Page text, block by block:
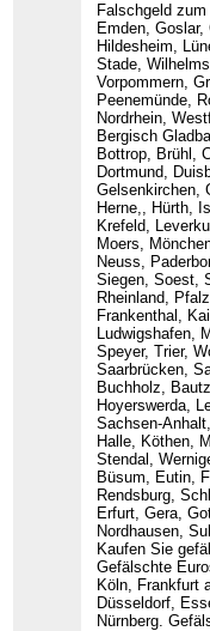
Falschgeld
Emden,
Hildesheim,
Stade,
Vorpommern,
Peenemünde,
Nordrhein,
Bergisch
Bottrop, Brühl,
Dortmund,
Gelsenkirchen,
Herne,, Hürth,
Krefeld,
Moers,
Neuss,
Siegen, Soest,
Rheinland,
Frankenthal,
Ludwigshafen,
Speyer, Trier,
Saarbrücken,
Buchholz,
Hoyerswerda,
Sachsen-
Halle, Köthen,
Stendal,
Büsum, Eutin,
Rendsburg,
Erfurt, Gera,
Nordhausen,
Kaufen Sie
Gefälschte
Köln, Frankfurt
Düsseldorf,
Nürnberg.